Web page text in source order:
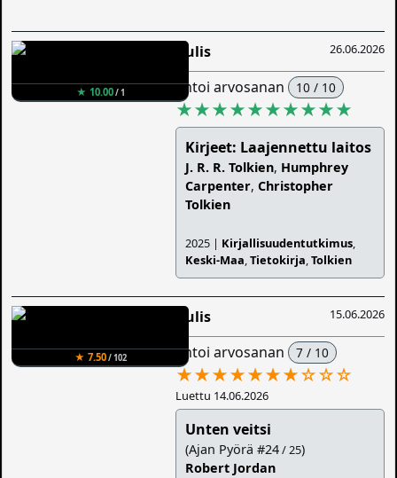
★ 10.00/ 1
26.06.2026
Aulis
antoi arvosanan 10 / 10
★★★★★★★★★★
Kirjeet: Laajennettu laitos
J. R. R. Tolkien, Humphrey
Carpenter,Christopher
Tolkien
2025 | Kirjallisuudentutkimus,
Keski-Maa,Tietokirja,Tolkien
★ 7.50/ 102
15.06.2026
Aulis
antoi arvosanan 7 / 10
★★★★★★★☆☆☆
Luettu 14.06.2026
Unten veitsi
(Ajan Pyörä #24/ 25)
Robert Jordan